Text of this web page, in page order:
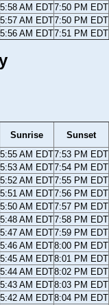
5:58 AM EDT7:50 PM EDT
5:57 AM EDT7:50 PM EDT
5:56 AM EDT7:51 PM EDT
Sunrise Sunset
5:55 AM EDT7:53 PM EDT
5:53 AM EDT7:54 PM EDT
5:52 AM EDT7:55 PM EDT
5:51 AM EDT7:56 PM EDT
5:50 AM EDT7:57 PM EDT
5:48 AM EDT7:58 PM EDT
5:47 AM EDT7:59 PM EDT
5:46 AM EDT8:00 PM EDT
5:45 AM EDT8:01 PM EDT
5:44 AM EDT8:02 PM EDT
5:43 AM EDT8:03 PM EDT
5:42 AM EDT8:04 PM EDT